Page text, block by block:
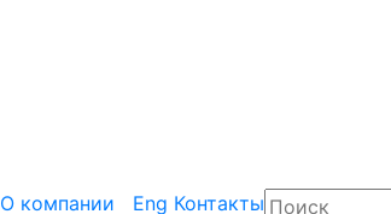
О компании
Eng Контакты